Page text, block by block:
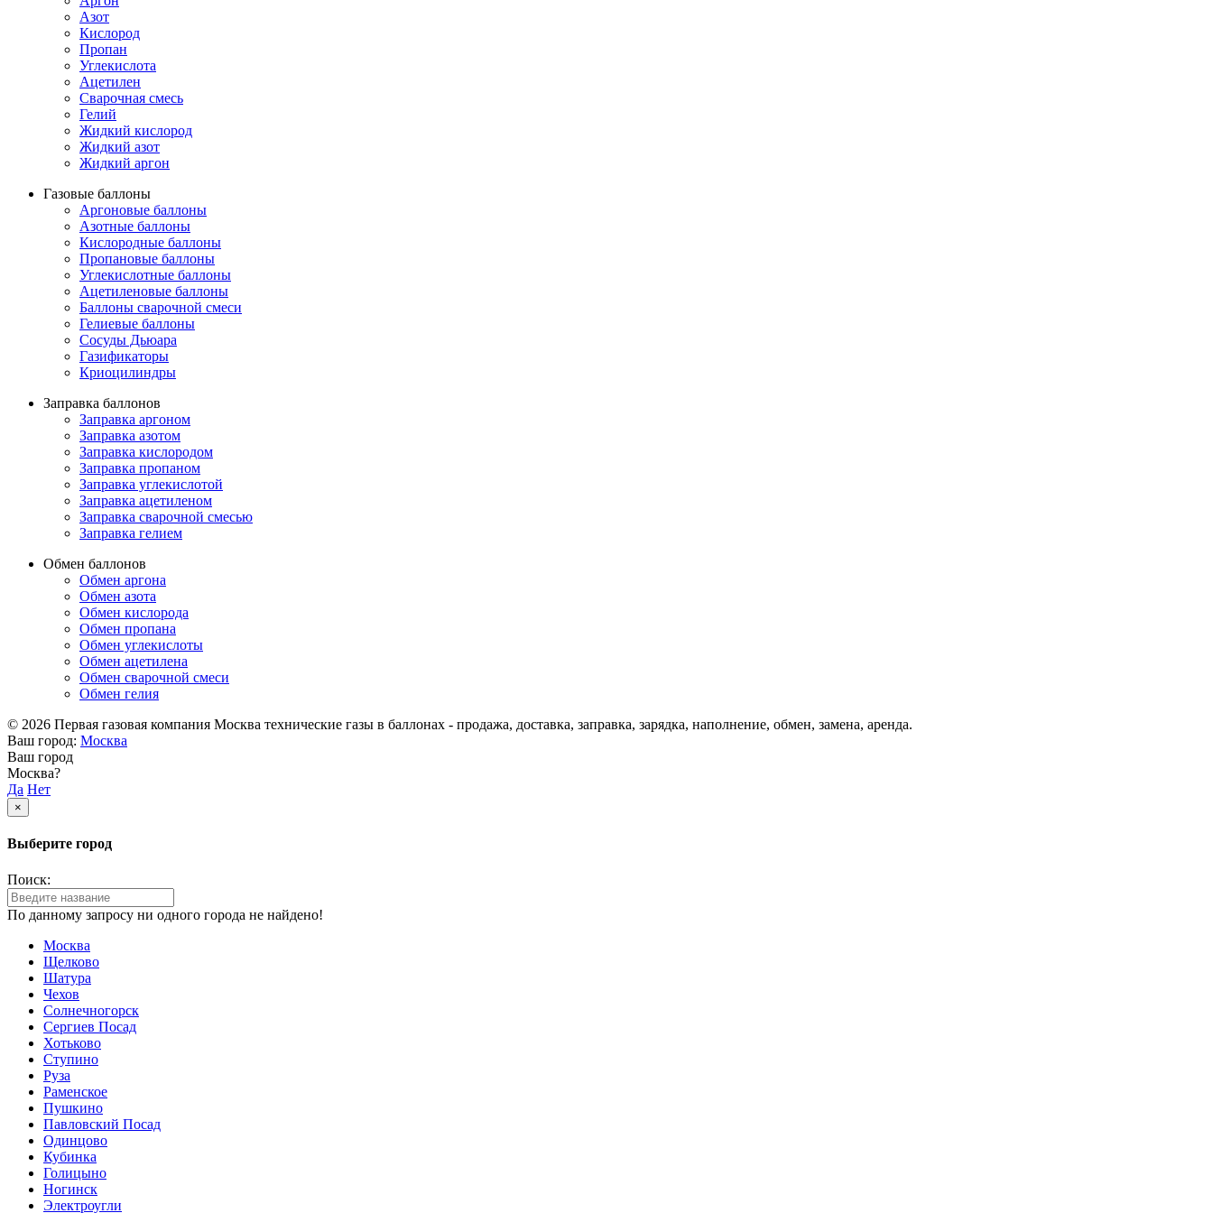
Азот
Кислород
Пропан
Углекислота
Ацетилен
Сварочная смесь
Гелий
Жидкий кислород
Жидкий азот
Жидкий аргон
Газовые баллоны
Аргоновые баллоны
Азотные баллоны
Кислородные баллоны
Пропановые баллоны
Углекислотные баллоны
Ацетиленовые баллоны
Баллоны сварочной смеси
Гелиевые баллоны
Сосуды Дьюара
Газификаторы
Криоцилиндры
Заправка баллонов
Заправка аргоном
Заправка азотом
Заправка кислородом
Заправка пропаном
Заправка углекислотой
Заправка ацетиленом
Заправка сварочной смесью
Заправка гелием
Обмен баллонов
Обмен аргона
Обмен азота
Обмен кислорода
Обмен пропана
Обмен углекислоты
Обмен ацетилена
Обмен сварочной смеси
Обмен гелия
© 2026 Первая газовая компания Москва технические газы в баллонах - продажа, доставка, заправка, зарядка, наполнение, обмен, замена, аренда.
Ваш город: Москва
Ваш город
Москва?
Да Нет
×
Выберите город
Поиск:
По данному запросу ни одного города не найдено!
Москва
Щелково
Шатура
Чехов
Солнечногорск
Сергиев Посад
Хотьково
Ступино
Руза
Раменское
Пушкино
Павловский Посад
Одинцово
Кубинка
Голицыно
Ногинск
Электроугли